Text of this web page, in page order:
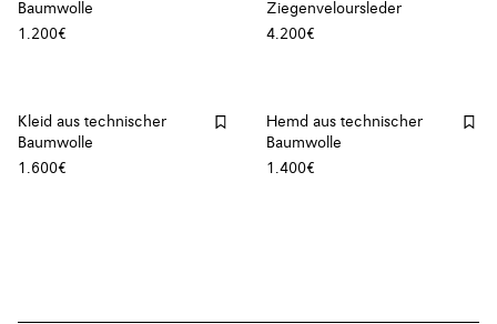
Baumwolle
1.200€
Ziegenveloursleder
4.200€
Kleid aus technischer
Baumwolle
1.600€
Hemd aus technischer
Baumwolle
1.400€